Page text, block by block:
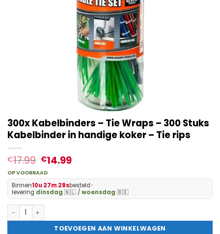
300x Kabelbinders – Tie Wraps – 300 Stuks
Kabelbinder in handige koker – Tie rips
€17.99 €14.99
OP VOORRAAD
Binnen10u 27m 27sbesteld•
levering dinsdag 🇳🇱 /woensdag 🇧🇪
300x Kabelbinders - Tie Wraps - 300 Stuks Kabelbinder in
TOEVOEGEN AAN WINKELWAGEN